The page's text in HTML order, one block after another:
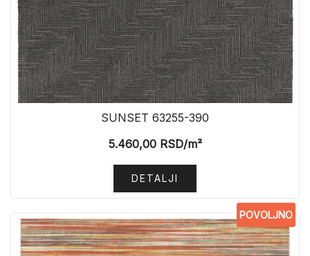
SUNSET 63255-390
5.460,00RSD/m²
DETALJI
POVOLJNO